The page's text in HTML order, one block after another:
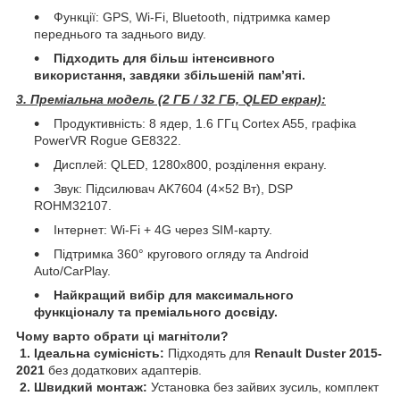
Функції: GPS, Wi-Fi, Bluetooth, підтримка камер
переднього та заднього виду.
Підходить для більш інтенсивного
використання, завдяки збільшеній пам’яті.
3. Преміальна модель (2 ГБ / 32 ГБ, QLED екран):
Продуктивність: 8 ядер, 1.6 ГГц Cortex A55, графіка
PowerVR Rogue GE8322.
Дисплей: QLED, 1280x800, розділення екрану.
Звук: Підсилювач AK7604 (4×52 Вт), DSP
ROHM32107.
Інтернет: Wi-Fi + 4G через SIM-карту.
Підтримка 360° кругового огляду та Android
Auto/CarPlay.
Найкращий вибір для максимального
функціоналу та преміального досвіду.
Чому варто обрати ці магнітоли?
1. Ідеальна сумісність: Підходять для Renault Duster 2015-
2021 без додаткових адаптерів.
2. Швидкий монтаж: Установка без зайвих зусиль, комплект